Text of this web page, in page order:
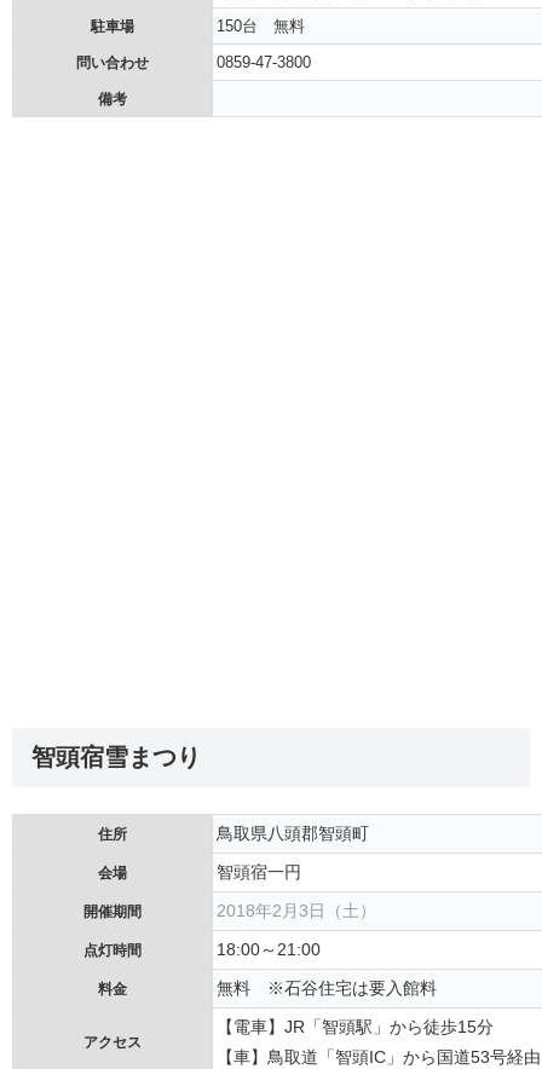
駐車場 150台 無料
問い合わせ 0859-47-3800
備考
智頭宿雪まつり
住所 鳥取県八頭郡智頭町
会場 智頭宿一円
開催期間 2018年2月3日（土）
点灯時間 18:00～21:00
料金 無料 ※石谷住宅は要入館料
アクセス
【電車】JR「智頭駅」から徒歩15分
【車】鳥取道「智頭IC」から国道53号経